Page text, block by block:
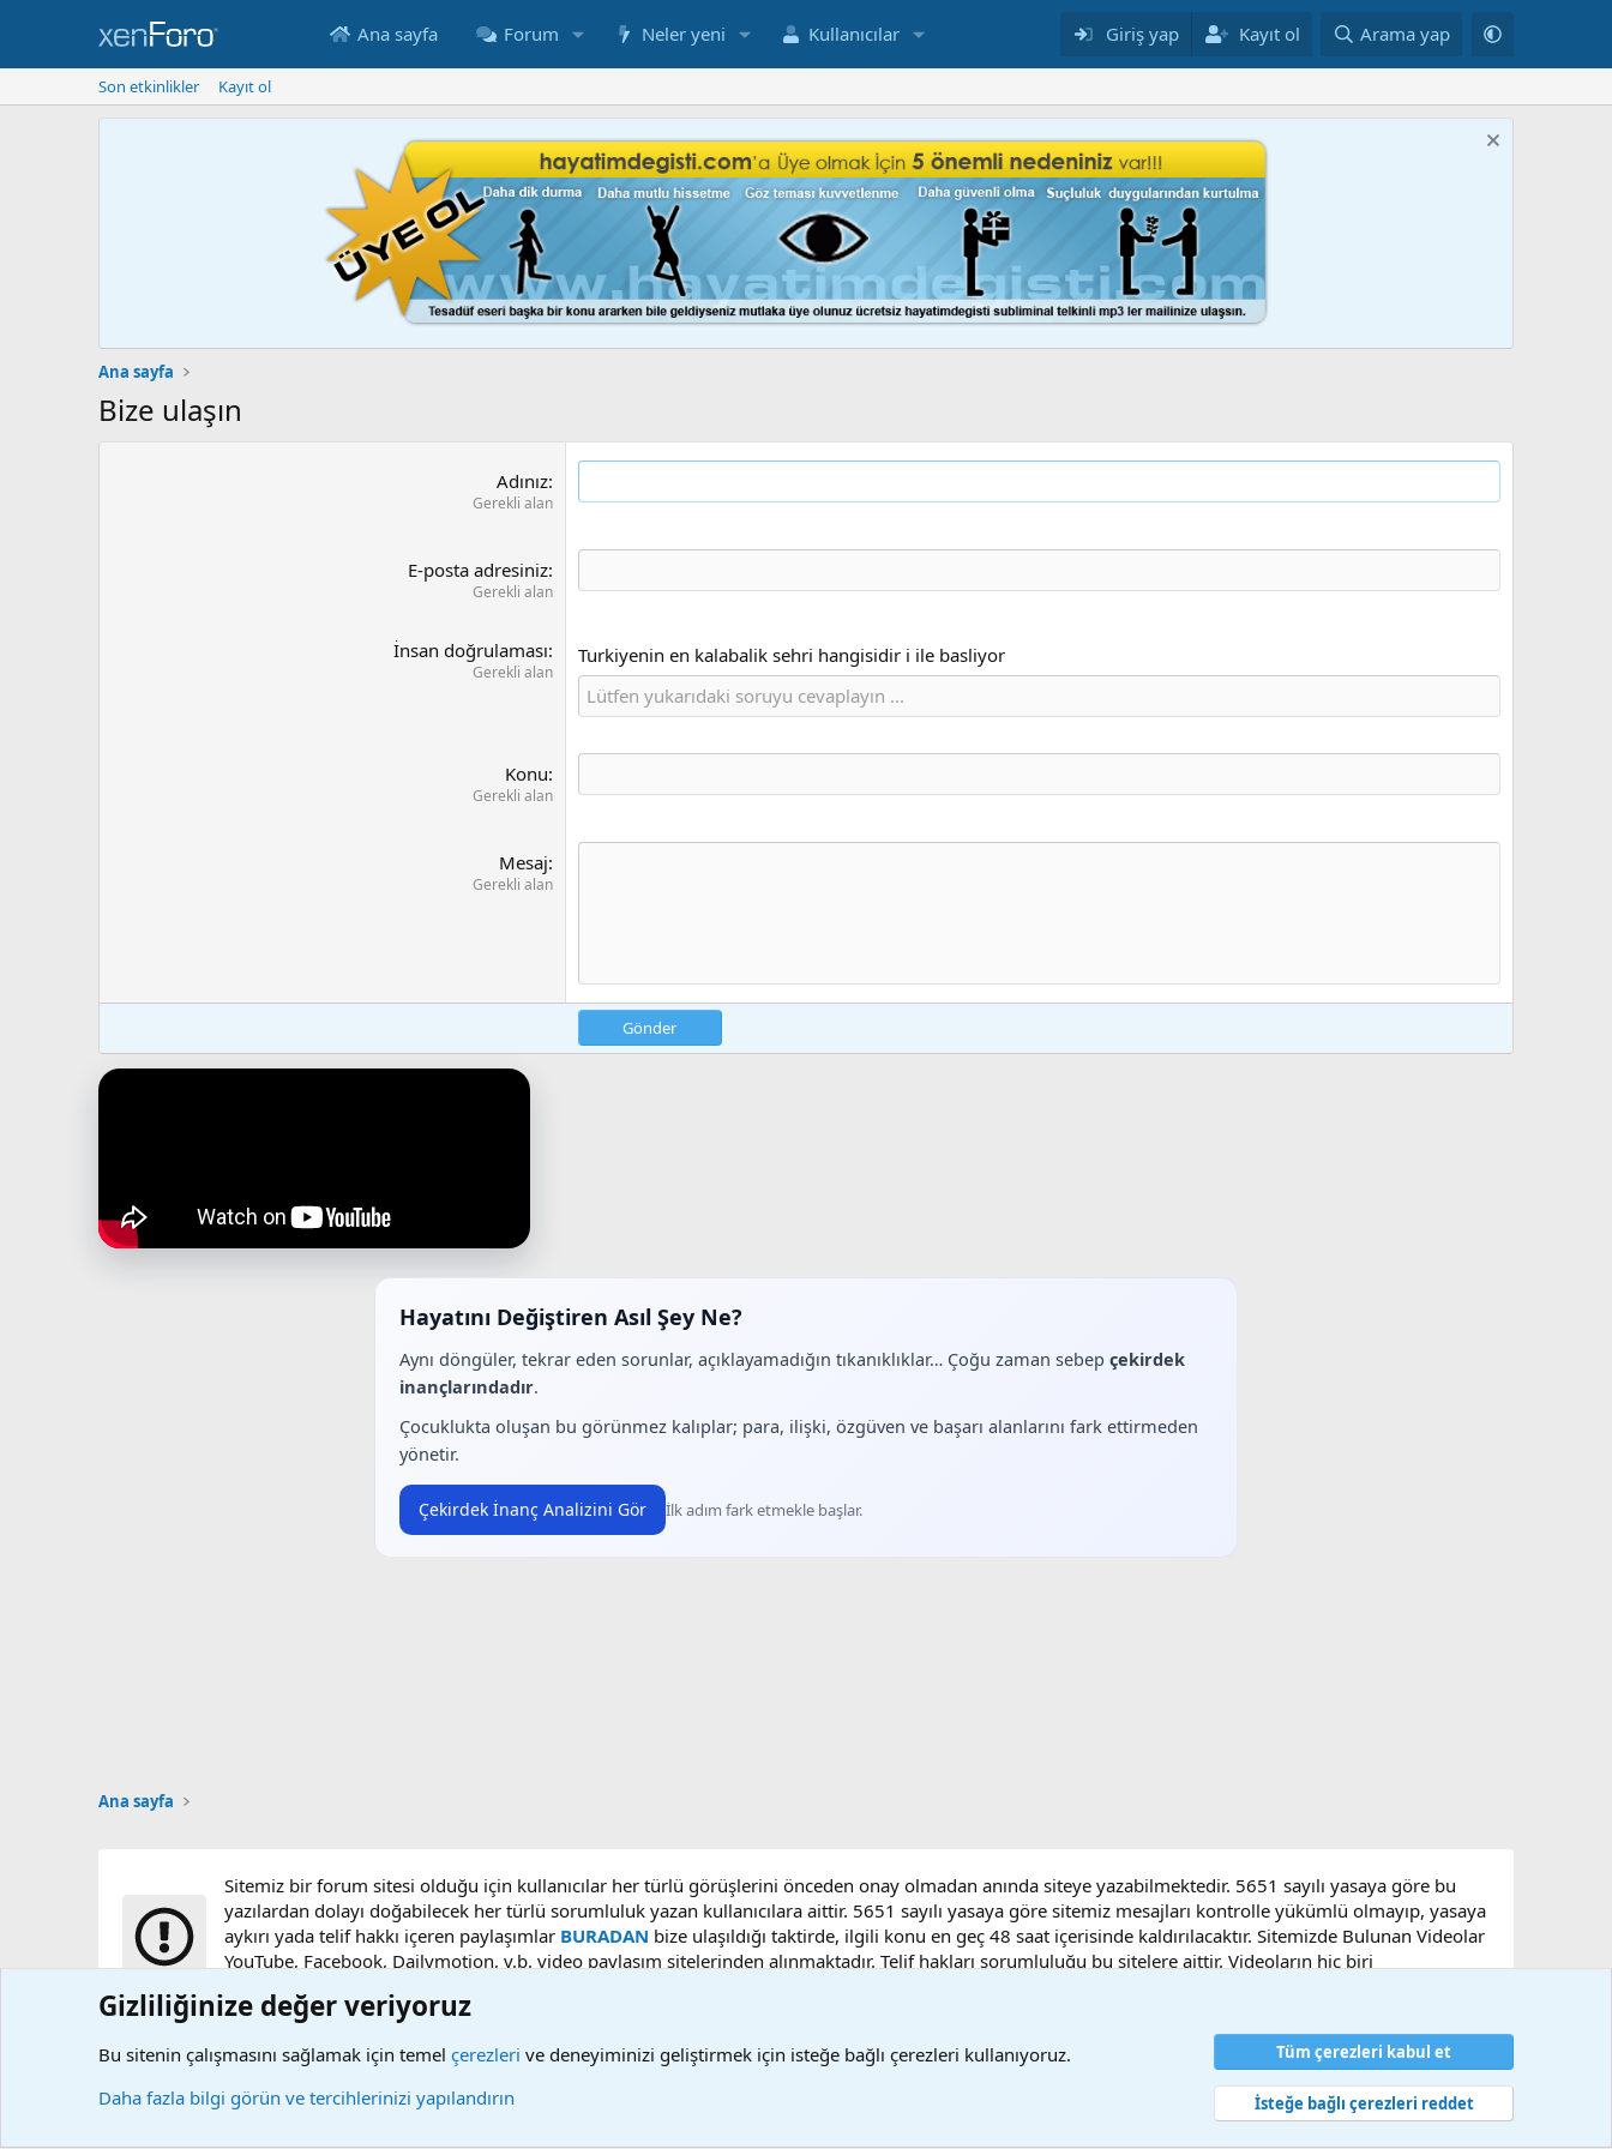
Ana sayfa Forum Neler yeni Kullanıcılar Giriş yap Kayıt ol Arama yap
Son etkinlikler Kayıt ol
Ana sayfa
Bize ulaşın
Adınız
Gerekli alan
E-posta adresiniz
Gerekli alan
İnsan doğrulaması
Gerekli alan
Turkiyenin en kalabalik sehri hangisidir i ile basliyor
Konu
Gerekli alan
Mesaj
Gerekli alan
Gönder
Hayatını Değiştiren Asıl Şey Ne?
Aynı döngüler, tekrar eden sorunlar, açıklayamadığın tıkanıklıklar… Çoğu zaman sebep çekirdek
inançlarındadır.
Çocuklukta oluşan bu görünmez kalıplar; para, ilişki, özgüven ve başarı alanlarını fark ettirmeden
yönetir.
Çekirdek İnanç Analizini Gör İlk adım fark etmekle başlar.
Ana sayfa
Sitemiz bir forum sitesi olduğu için kullanıcılar her türlü görüşlerini önceden onay olmadan anında siteye yazabilmektedir. 5651 sayılı yasaya göre bu
yazılardan dolayı doğabilecek her türlü sorumluluk yazan kullanıcılara aittir. 5651 sayılı yasaya göre sitemiz mesajları kontrolle yükümlü olmayıp, yasaya
aykırı yada telif hakkı içeren paylaşımlar BURADAN bize ulaşıldığı taktirde, ilgili konu en geç 48 saat içerisinde kaldırılacaktır. Sitemizde Bulunan Videolar
YouTube, Facebook, Dailymotion, v.b. video paylaşım sitelerinden alınmaktadır. Telif hakları sorumluluğu bu sitelere aittir. Videoların hiç biri
Çerezler Bize ulaşın Şartlar ve kurallar Gizlilik politikası Yardım Ana sayfa
Gizliliğinize değer veriyoruz
Bu sitenin çalışmasını sağlamak için temel çerezleri ve deneyiminizi geliştirmek için isteğe bağlı çerezleri kullanıyoruz.
Daha fazla bilgi görün ve tercihlerinizi yapılandırın
Tüm çerezleri kabul et
İsteğe bağlı çerezleri reddet